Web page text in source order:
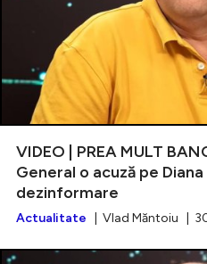
VIDEO | PREA MULT
General o acuză pe
dezinformare
Actualitate | Vlad Măntoiu |